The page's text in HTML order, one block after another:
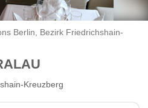
Berlin, Bezirk Friedrichshain-
Kreuzberg